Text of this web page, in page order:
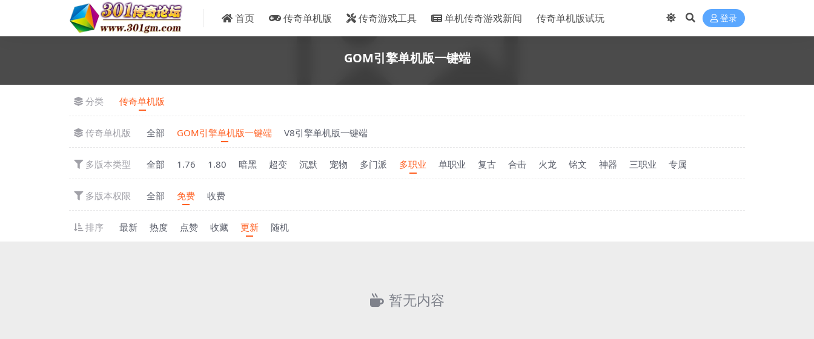
首页 传奇单机版 传奇游戏工具 单机传奇游戏新闻 传奇单机版试玩 登录
GOM引擎单机版一键端
分类 传奇单机版
传奇单机版 全部 GOM引擎单机版一键端 V8引擎单机版一键端
多版本类型 全部 1.76 1.80 暗黑 超变 沉默 宠物 多门派 多职业 单职业 复古 合击 火龙 铭文 神器 三职业 专属
多版本权限 全部 免费 收费
排序 最新 热度 点赞 收藏 更新 随机
暂无内容